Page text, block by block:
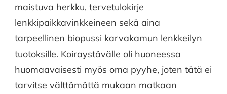
maistuva herkku, tervetulokirje
lenkkipaikkavinkkeineen sekä aina
tarpeellinen biopussi karvakamun lenkkeilyn
tuotoksille. Koiraystävälle oli huoneessa
huomaavaisesti myös oma pyyhe, joten tätä ei
tarvitse välttämättä mukaan matkaan